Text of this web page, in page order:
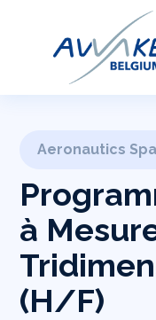
contenu
Aeronautics
à
(H/F)